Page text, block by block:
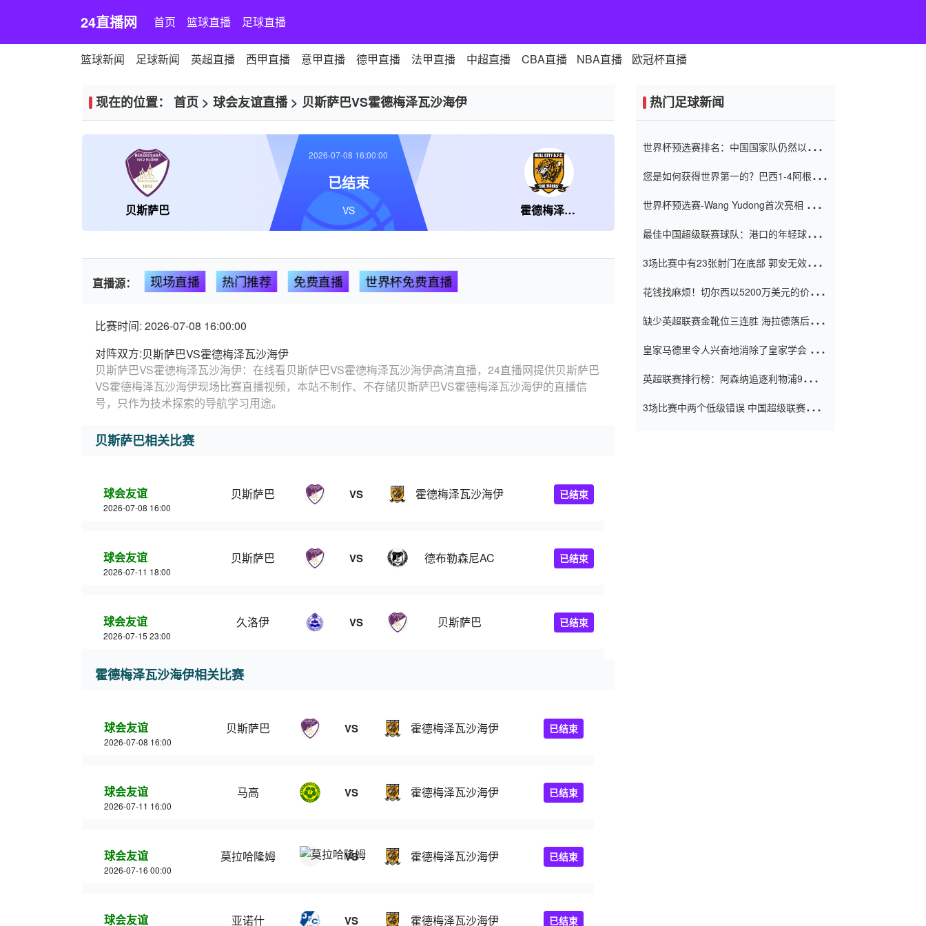
24直播网 首页 篮球直播 足球直播
篮球新闻 足球新闻 英超直播 西甲直播 意甲直播 德甲直播 法甲直播 中超直播 CBA直播 NBA直播 欧冠杯直播
现在的位置： 首页 > 球会友谊直播> 贝斯萨巴VS霍德梅泽瓦沙海伊
贝斯萨巴 霍德梅泽瓦沙海伊
2026-07-08 16:00:00
已结束
VS
直播源： 现场直播 热门推荐 免费直播 世界杯免费直播
比赛时间: 2026-07-08 16:00:00
对阵双方:贝斯萨巴VS霍德梅泽瓦沙海伊
贝斯萨巴VS霍德梅泽瓦沙海伊：在线看贝斯萨巴VS霍德梅泽瓦沙海伊高清直播，24直播网提供贝斯萨巴
VS霍德梅泽瓦沙海伊现场比赛直播视频，本站不制作、不存储贝斯萨巴VS霍德梅泽瓦沙海伊的直播信
号，只作为技术探索的导航学习用途。
贝斯萨巴相关比赛
球会友谊
2026-07-08 16:00
贝斯萨巴 VS 霍德梅泽瓦沙海伊 已结束
球会友谊
2026-07-11 18:00
贝斯萨巴 VS 德布勒森尼AC 已结束
球会友谊
2026-07-15 23:00
久洛伊 VS 贝斯萨巴 已结束
霍德梅泽瓦沙海伊相关比赛
球会友谊
2026-07-08 16:00
贝斯萨巴 VS 霍德梅泽瓦沙海伊 已结束
球会友谊
2026-07-11 16:00
马高 VS 霍德梅泽瓦沙海伊 已结束
球会友谊
2026-07-16 00:00
莫拉哈隆姆 VS 霍德梅泽瓦沙海伊 已结束
球会友谊 亚诺什 VS 霍德梅泽瓦沙海伊 已结束
热门足球新闻
世界杯预选赛排名：中国国家队仍然以6分
您是如何获得世界第一的？巴西1-4阿根
世界杯预选赛-Wang Yudong首次亮相 中国
最佳中国超级联赛球队：港口的年轻球员在
（Taishan）
3场比赛中有23张射门在底部 郭安无效传球
花钱找麻烦！切尔西以5200万美元的价格
窗口
缺少英超联赛金靴位三连胜 海拉德落后6球
皇家马德里令人兴奋地消除了皇家学会 安
英超联赛排行榜：阿森纳追逐利物浦9分 曼
3场比赛中两个低级错误 中国超级联赛的前